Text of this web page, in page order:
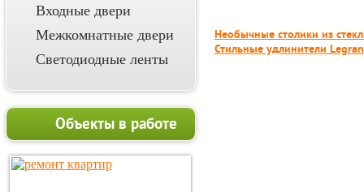
Входные двери
Межкомнатные двери
Светодиодные ленты
Объекты в работе
Необычные столики из
Стильные удлинители